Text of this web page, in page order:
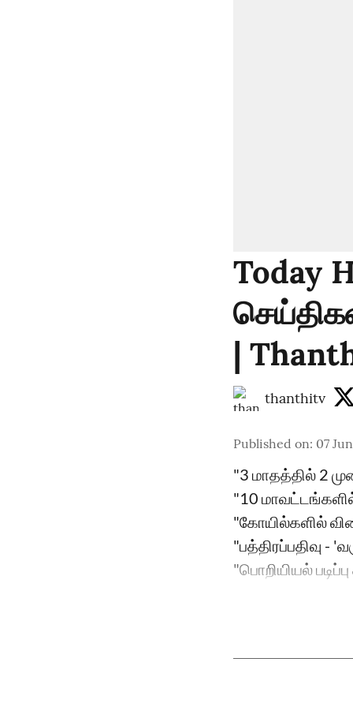
Today
|
thanthitv
Published on: 07
"3 மாதத்தில் 2
"10
"கோயில்களில்
"பத்திரப்பதிவு -
"பொறியியல்